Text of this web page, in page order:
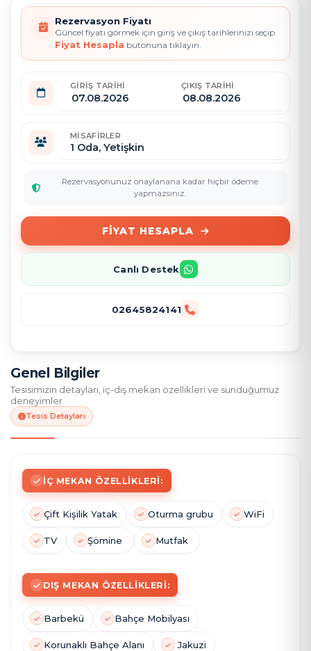
Genel Bilgiler
Tesisimizin detayları, iç-dış mekan özellikleri ve sunduğumuz
deneyimler
Tesis Detayları
İÇ MEKAN ÖZELLIKLERI:
Çift Kişilik Yatak Oturma grubu WiFi
TV Şömine Mutfak
DIŞ MEKAN ÖZELLIKLERI:
Barbekü Bahçe Mobilyası
Korunaklı Bahçe Alanı Jakuzi
Rezervasyon Fiyatı
Güncel fiyatı görmek için giriş ve çıkış tarihlerinizi seçip
Fiyat Hesapla butonuna tıklayın.
GIRIŞ TARIHI ÇIKIŞ TARIHI
MISAFIRLER
1 Oda, Yetişkin
Rezervasyonunuz onaylanana kadar hiçbir ödeme
yapmazsınız.
FIYAT HESAPLA
Canlı Destek
02645824141